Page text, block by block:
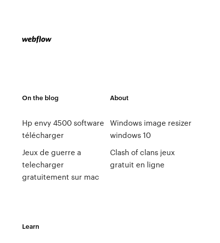
On the blog
Hp envy 4500 software
télécharger
Jeux de guerre a
telecharger
gratuitement sur mac
About
Windows image resizer
windows 10
Clash of clans jeux
gratuit en ligne
Learn